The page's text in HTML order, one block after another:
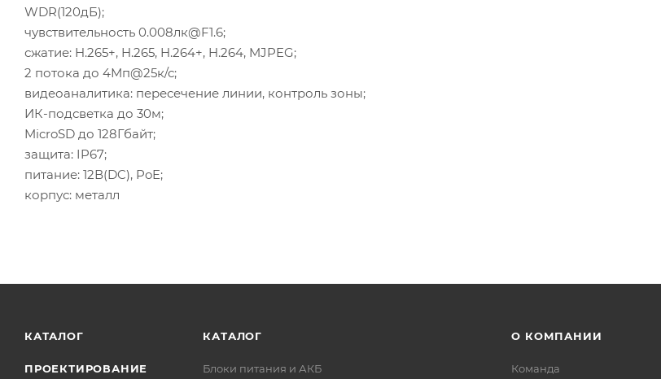
WDR(120дБ);
чувствительность 0.008лк@F1.6;
сжатие: H.265+, H.265, H.264+, H.264, MJPEG;
2 потока до 4Мп@25к/с;
видеоаналитика: пересечение линии, контроль зоны;
ИК-подсветка до 30м;
MicroSD до 128Гбайт;
защита: IP67;
питание: 12В(DC), PoE;
корпус: металл
КАТАЛОГ
ПРОЕКТИРОВАНИЕ
КАТАЛОГ
Блоки питания и АКБ
О КОМПАНИИ
Команда